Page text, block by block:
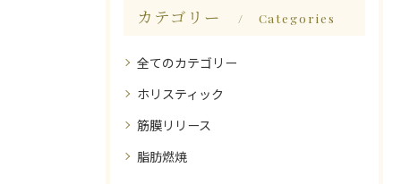
カテゴリー Categories
全てのカテゴリー
ホリスティック
筋膜リリース
脂肪燃焼